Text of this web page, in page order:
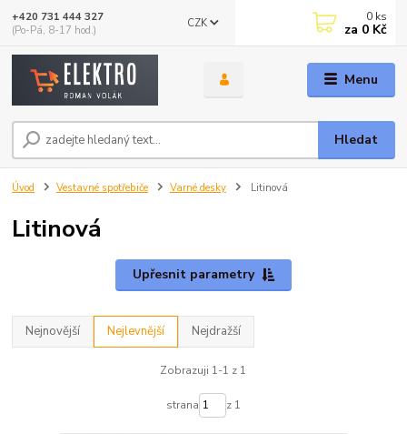
Menu
CZK
Hledat
+420 731 444 327
(Po-Pá, 8-17 hod.)
0 ks
za 0 Kč
Úvod Vestavné spotřebiče Varné desky Litinová
Litinová
Upřesnit parametry
Nejnovější Nejlevnější Nejdražší
Zobrazuji 1-1 z 1
strana z 1